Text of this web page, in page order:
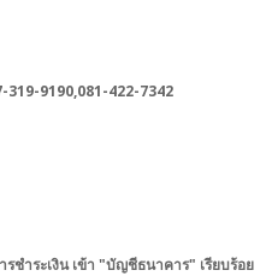
319-9190,081-422-7342
ชำระเงิน เข้า "บัญชีธนาคาร" เรียบร้อย